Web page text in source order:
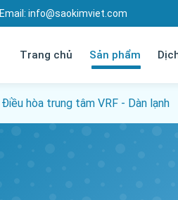
Email: info@saokimviet.com
Trang chủ Sản phẩm
Điều hòa trung tâm VRF - Dàn lạnh